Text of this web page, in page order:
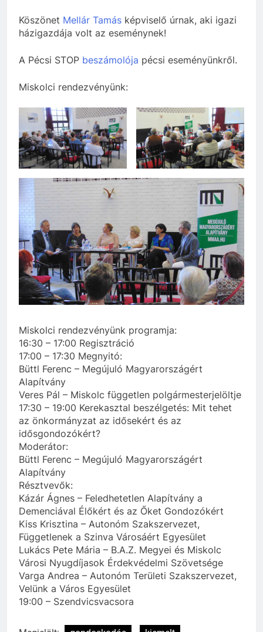
Köszönet Mellár Tamás képviselő úrnak, aki igazi
házigazdája volt az eseménynek!
A Pécsi STOP beszámolója pécsi eseményünkről.
Miskolci rendezvényünk:
Miskolci rendezvényünk programja:
16:30 – 17:00 Regisztráció
17:00 – 17:30 Megnyitó:
Büttl Ferenc – Megújuló Magyarországért
Alapítvány
Veres Pál – Miskolc független polgármesterjelöltje
17:30 – 19:00 Kerekasztal beszélgetés: Mit tehet
az önkormányzat az idősekért és az
idősgondozókért?
Moderátor:
Büttl Ferenc – Megújuló Magyarországért
Alapítvány
Résztvevők:
Kázár Ágnes – Feledhetetlen Alapítvány a
Demenciával Élőkért és az Őket Gondozókért
Kiss Krisztina – Autonóm Szakszervezet,
Függetlenek a Szinva Városáért Egyesület
Lukács Pete Mária – B.A.Z. Megyei és Miskolc
Városi Nyugdíjasok Érdekvédelmi Szövetsége
Varga Andrea – Autonóm Területi Szakszervezet,
Velünk a Város Egyesület
19:00 – Szendvicsvacsora